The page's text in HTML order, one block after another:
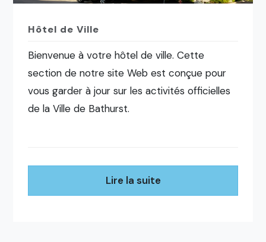
Hôtel de Ville
Bienvenue à votre hôtel de ville. Cette
section de notre site Web est conçue pour
vous garder à jour sur les activités officielles
de la Ville de Bathurst.
Lire la suite